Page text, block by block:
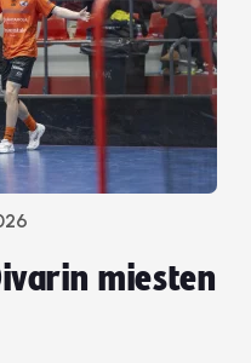
miesten